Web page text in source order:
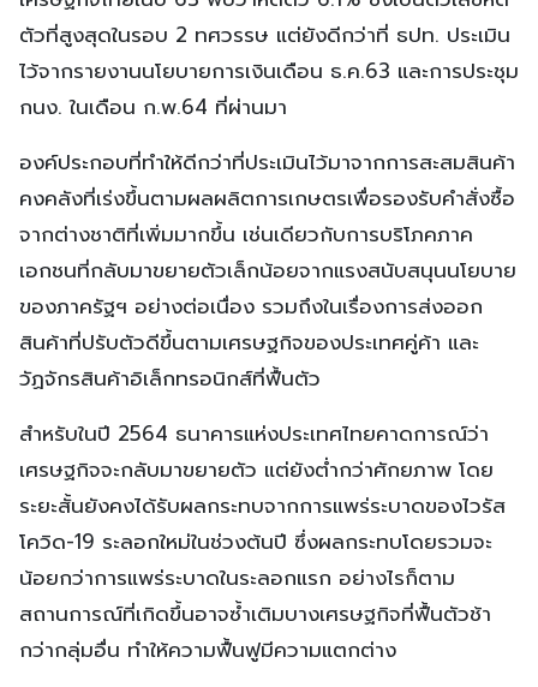
ตัวที่สูงสุดในรอบ 2 ทศวรรษ แต่ยังดีกว่าที่ ธปท. ประเมิน
ไว้จากรายงานนโยบายการเงินเดือน ธ.ค.63 และการประชุม
กนง. ในเดือน ก.พ.64 ที่ผ่านมา
องค์ประกอบที่ทำให้ดีกว่าที่ประเมินไว้มาจากการสะสมสินค้า
คงคลังที่เร่งขึ้นตามผลผลิตการเกษตรเพื่อรองรับคำสั่งซื้อ
จากต่างชาติที่เพิ่มมากขึ้น เช่นเดียวกับการบริโภคภาค
เอกชนที่กลับมาขยายตัวเล็กน้อยจากแรงสนับสนุนนโยบาย
ของภาครัฐฯ อย่างต่อเนื่อง รวมถึงในเรื่องการส่งออก
สินค้าที่ปรับตัวดีขึ้นตามเศรษฐกิจของประเทศคู่ค้า และ
วัฏจักรสินค้าอิเล็กทรอนิกส์ที่ฟื้นตัว
สำหรับในปี 2564 ธนาคารแห่งประเทศไทยคาดการณ์ว่า
เศรษฐกิจจะกลับมาขยายตัว แต่ยังต่ำกว่าศักยภาพ โดย
ระยะสั้นยังคงได้รับผลกระทบจากการแพร่ระบาดของไวรัส
โควิด-19 ระลอกใหม่ในช่วงต้นปี ซึ่งผลกระทบโดยรวมจะ
น้อยกว่าการแพร่ระบาดในระลอกแรก อย่างไรก็ตาม
สถานการณ์ที่เกิดขึ้นอาจซ้ำเติมบางเศรษฐกิจที่ฟื้นตัวช้า
กว่ากลุ่มอื่น ทำให้ความฟื้นฟูมีความแตกต่าง